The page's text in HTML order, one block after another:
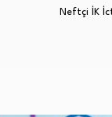
Neftçi İK